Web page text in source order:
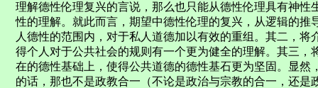
理解德性伦理复兴的言说，那么也只能从德性伦理具有神
性的理解。就此而言，期望中德性伦理的复兴，从逻辑的
人德性的范围内，对于私人道德加以有效的重组。其二，
得个人对于公共社会的规则有一个更为健全的理解。其三
在的德性基础上，使得公共道德的德性基石更为坚固。显
的话，那也不是政教合一（不论是政治与宗教的合一，还